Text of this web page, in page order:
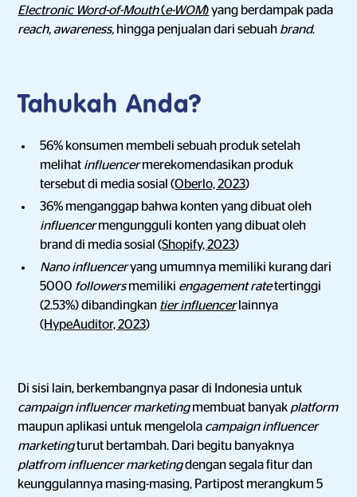
Electronic Word-of-Mouth(e-WOM)yang berdampak pada
reach, awareness, hingga penjualan dari sebuah brand.
Tahukah Anda?
56% konsumen membeli sebuah produk setelah
melihat influencermerekomendasikan produk
tersebut di media sosial (Oberlo, 2023)
36% menganggap bahwa konten yang dibuat oleh
influencermengungguli konten yang dibuat oleh
brand di media sosial (Shopify, 2023)
Nano influenceryang umumnya memiliki kurang dari
5000 followersmemiliki engagement ratetertinggi
(2.53%) dibandingkan tier influencerlainnya
(HypeAuditor, 2023)
Di sisi lain, berkembangnya pasar di Indonesia untuk
campaign influencer marketingmembuat banyak platform
maupun aplikasi untuk mengelola campaign influencer
marketingturut bertambah. Dari begitu banyaknya
platfrom influencer marketingdengan segala fitur dan
keunggulannya masing-masing, Partipost merangkum 5